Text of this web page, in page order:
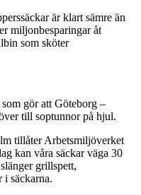
är klart sämre än
miljonbesparingar åt
som sköter
gör att Göteborg –
till soptunnor på hjul.
tillåter Arbetsmiljöverket
kan våra säckar väga 30
grillspett,
säckarna.